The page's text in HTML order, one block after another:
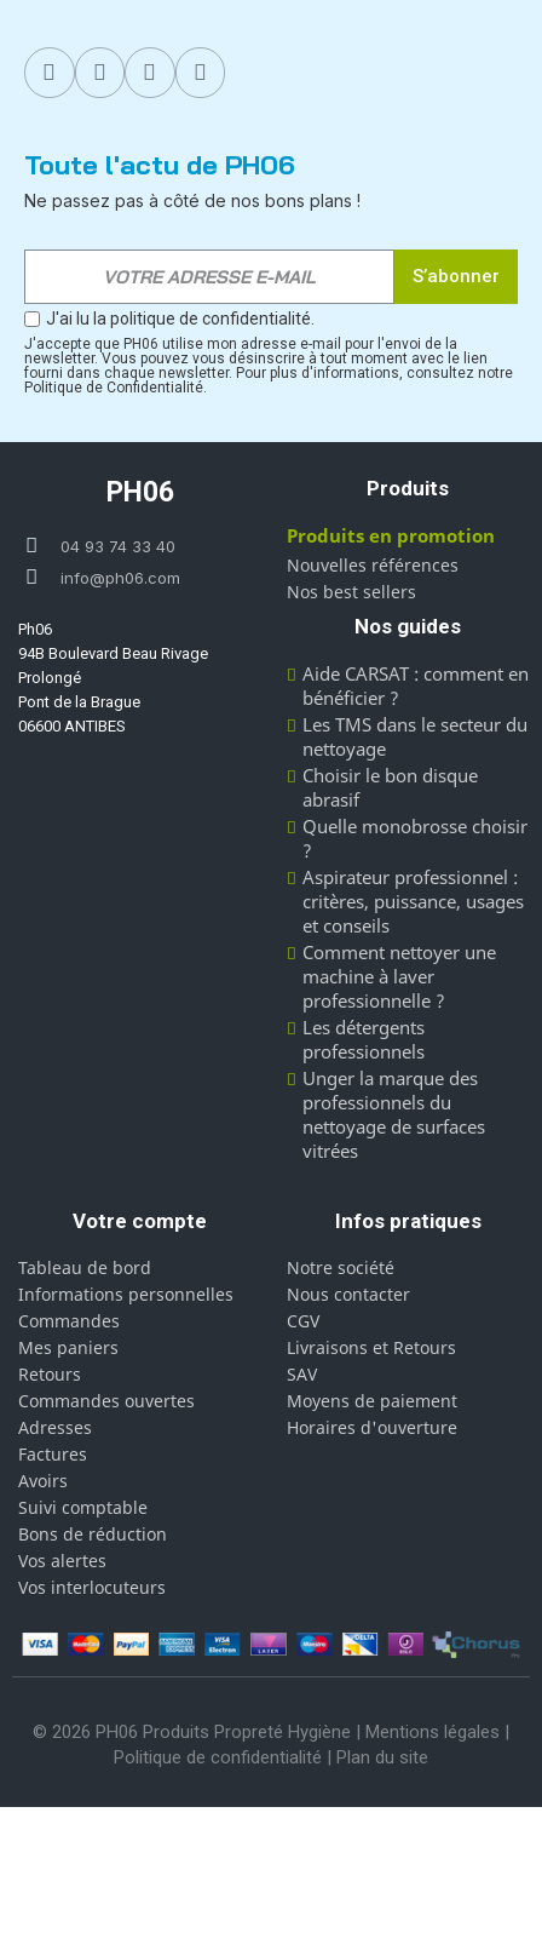
Toute l'actu de PH06
Ne passez pas à côté de nos bons plans !
S’abonner
J'ai lu la politique de confidentialité.
J'accepte que PH06 utilise mon adresse e-mail pour l'envoi de la
newsletter. Vous pouvez vous désinscrire à tout moment avec le lien
fourni dans chaque newsletter. Pour plus d'informations, consultez notre
Politique de Confidentialité.
PH06
04 93 74 33 40
info@ph06.com
Ph06
94B Boulevard Beau Rivage
Prolongé
Pont de la Brague
06600 ANTIBES
Produits
Produits en promotion
Nouvelles références
Nos best sellers
Nos guides
Aide CARSAT : comment en
bénéficier ?
Les TMS dans le secteur du
nettoyage
Choisir le bon disque
abrasif
Quelle monobrosse choisir
?
Aspirateur professionnel :
critères, puissance, usages
et conseils
Comment nettoyer une
machine à laver
professionnelle ?
Les détergents
professionnels
Unger la marque des
professionnels du
nettoyage de surfaces
vitrées
Votre compte
Tableau de bord
Informations personnelles
Commandes
Mes paniers
Retours
Commandes ouvertes
Adresses
Factures
Avoirs
Suivi comptable
Bons de réduction
Vos alertes
Vos interlocuteurs
Infos pratiques
Notre société
Nous contacter
CGV
Livraisons et Retours
SAV
Moyens de paiement
Horaires d'ouverture
© 2026 PH06 Produits Propreté Hygiène | Mentions légales |
Politique de confidentialité | Plan du site